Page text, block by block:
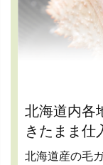
北海道内各
きたまま仕
北海道産の毛